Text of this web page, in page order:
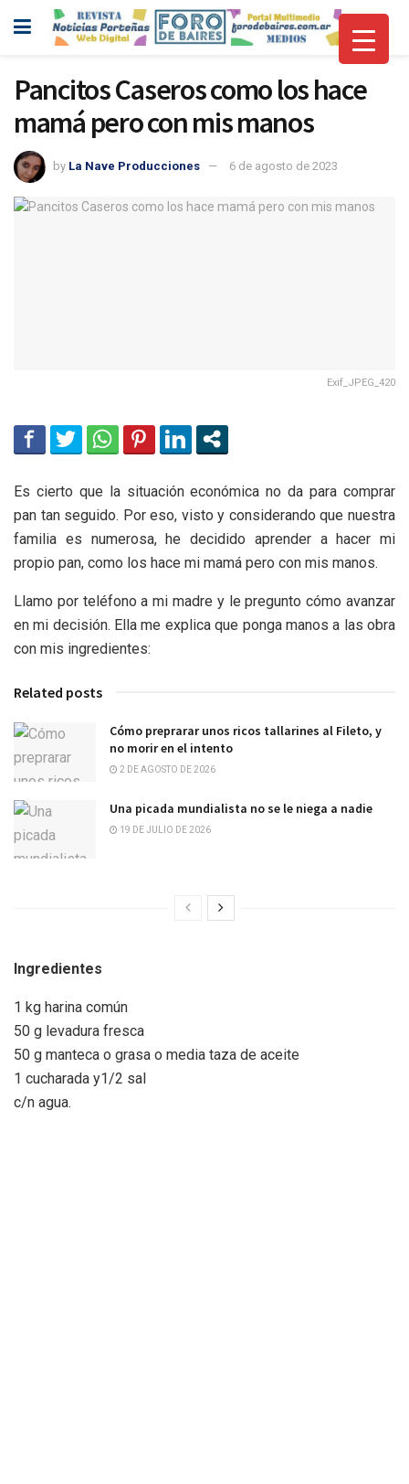
Pancitos Caseros como los hace
mamá pero con mis manos
by La Nave Producciones 6 de agosto de 2023
Exif_JPEG_420
Es cierto que la situación económica no da para comprar
pan tan seguido. Por eso, visto y considerando que nuestra
familia es numerosa, he decidido aprender a hacer mi
propio pan, como los hace mi mamá pero con mis manos.
Llamo por teléfono a mi madre y le pregunto cómo avanzar
en mi decisión. Ella me explica que ponga manos a las obra
con mis ingredientes:
Related posts
Cómo preprarar unos ricos tallarines al Fileto, y
no morir en el intento
2 DE AGOSTO DE 2026
Una picada mundialista no se le niega a nadie
19 DE JULIO DE 2026
Ingredientes
1 kg harina común
50 g levadura fresca
50 g manteca o grasa o media taza de aceite
1 cucharada y1/2 sal
c/n agua.